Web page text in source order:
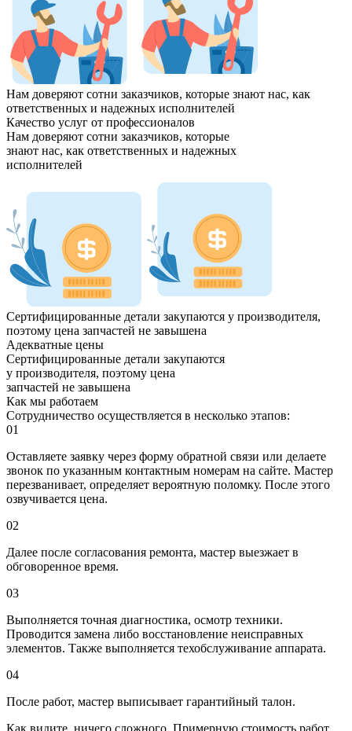
Нам доверяют сотни заказчиков, которые знают нас, как
ответственных и надежных исполнителей
Качество услуг от профессионалов
Нам доверяют сотни заказчиков, которые
знают нас, как ответственных и надежных
исполнителей
Сертифицированные детали закупаются у производителя,
поэтому цена запчастей не завышена
Адекватные цены
Сертифицированные детали закупаются
у производителя, поэтому цена
запчастей не завышена
Как мы работаем
Сотрудничество осуществляется в несколько этапов:
01
Оставляете заявку через форму обратной связи или делаете
звонок по указанным контактным номерам на сайте. Мастер
перезванивает, определяет вероятную поломку. После этого
озвучивается цена.
02
Далее после согласования ремонта, мастер выезжает в
обговоренное время.
03
Выполняется точная диагностика, осмотр техники.
Проводится замена либо восстановление неисправных
элементов. Также выполняется техобслуживание аппарата.
04
После работ, мастер выписывает гарантийный талон.